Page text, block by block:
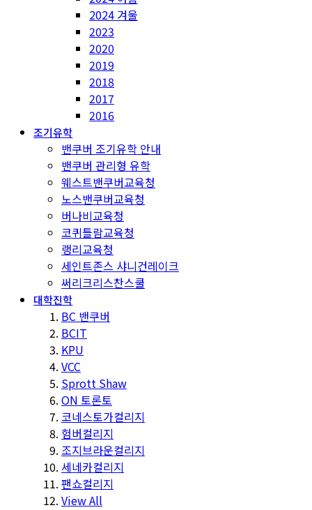
2024 겨울
2023
2020
2019
2018
2017
2016
조기유학
밴쿠버 조기유학 안내
밴쿠버 관리형 유학
웨스트밴쿠버교육청
노스밴쿠버교육청
버나비교육청
코퀴틀람교육청
랭리교육청
세인트존스 샤니건레이크
써리크리스찬스쿨
대학진학
BC 밴쿠버
BCIT
KPU
VCC
Sprott Shaw
ON 토론토
코네스토가컬리지
험버컬리지
조지브라운컬리지
세네카컬리지
팬쇼컬리지
View All